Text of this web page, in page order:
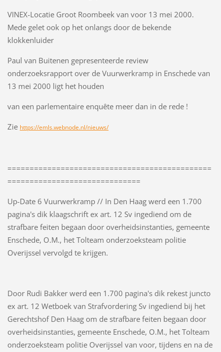
VINEX-Locatie Groot Roombeek van voor 13 mei 2000.
Mede gelet ook op het onlangs door de bekende
klokkenluider
Paul van Buitenen gepresenteerde review
onderzoeksrapport over de Vuurwerkramp in Enschede van
13 mei 2000 ligt het houden
van een parlementaire enquête meer dan in de rede !
Zie https://emls.webnode.nl/nieuws/
==============================================
==============================
Up-Date 6 Vuurwerkramp // In Den Haag werd een 1.700
pagina's dik klaagschrift ex art. 12 Sv ingediend om de
strafbare feiten begaan door overheidsinstanties, gemeente
Enschede, O.M., het Tolteam onderzoeksteam politie
Overijssel vervolgd te krijgen.
Door Rudi Bakker werd een 1.700 pagina's dik rekest juncto
ex art. 12 Wetboek van Strafvordering Sv ingediend bij het
Gerechtshof Den Haag om de strafbare feiten begaan door
overheidsinstanties, gemeente Enschede, O.M., het Tolteam
onderzoeksteam politie Overijssel van voor, tijdens en na de